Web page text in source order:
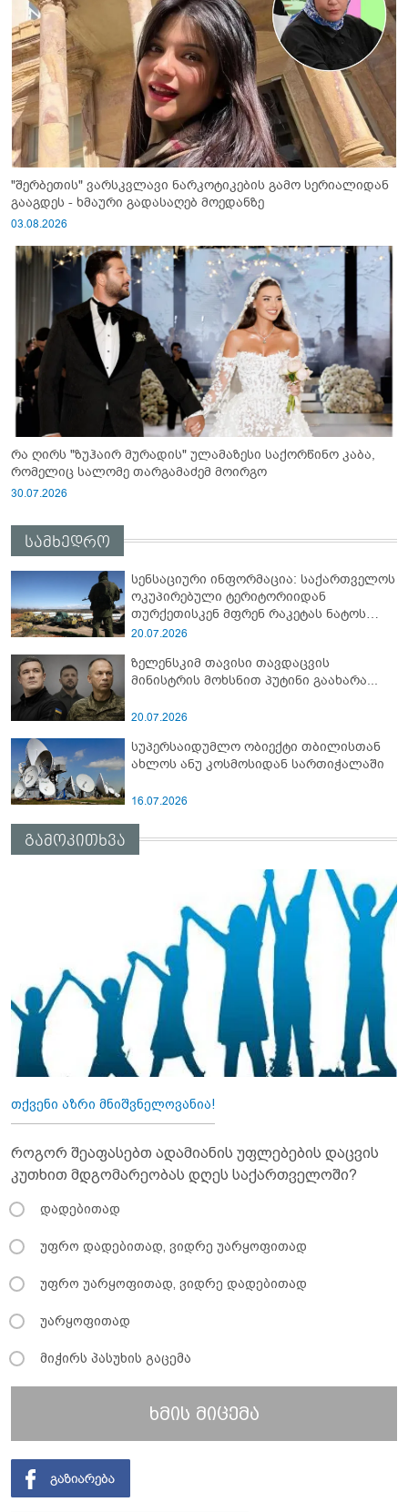
"შერბეთის" ვარსკვლავი ნარკოტიკების გამო სერიალიდან
გააგდეს - ხმაური გადასაღებ მოედანზე
03.08.2026
რა ღირს "ზუჰაირ მურადის" ულამაზესი საქორწინო კაბა,
რომელიც სალომე თარგამაძემ მოირგო
30.07.2026
სამხედრო
სენსაციური ინფორმაცია: საქართველოს
ოკუპირებული ტერიტორიიდან
თურქეთისკენ მფრენ რაკეტას ნატოს
სამიტი კინაღამ ჩაუშლია
20.07.2026
ზელენსკიმ თავისი თავდაცვის
მინისტრის მოხსნით პუტინი გაახარა...
20.07.2026
სუპერსაიდუმლო ობიექტი თბილისთან
ახლოს ანუ კოსმოსიდან სართიჭალაში
16.07.2026
გამოკითხვა
თქვენი აზრი მნიშვნელოვანია!
როგორ შეაფასებთ ადამიანის უფლებების დაცვის
კუთხით მდგომარეობას დღეს საქართველოში?
დადებითად
უფრო დადებითად, ვიდრე უარყოფითად
უფრო უარყოფითად, ვიდრე დადებითად
უარყოფითად
მიჭირს პასუხის გაცემა
ხმის მიცემა